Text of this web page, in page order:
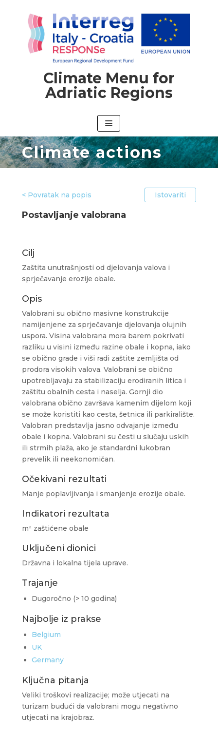
Climate Menu for
Adriatic Regions
Climate actions
< Povratak na popis Istovariti
Postavljanje valobrana
Cilj
Zaštita unutrašnjosti od djelovanja valova i
sprječavanje erozije obale.
Opis
Valobrani su obično masivne konstrukcije
namijenjene za sprječavanje djelovanja olujnih
uspora. Visina valobrana mora barem pokrivati
razliku u visini između razine obale i kopna, iako
se obično grade i viši radi zaštite zemljišta od
prodora visokih valova. Valobrani se obično
upotrebljavaju za stabilizaciju erodiranih litica i
zaštitu obalnih cesta i naselja. Gornji dio
valobrana obično završava kamenim dijelom koji
se može koristiti kao cesta, šetnica ili parkiralište.
Valobran predstavlja jasno odvajanje između
obale i kopna. Valobrani su česti u slučaju uskih
ili strmih plaža, ako je standardni lukobran
prevelik ili neekonomičan.
Očekivani rezultati
Manje poplavljivanja i smanjenje erozije obale.
Indikatori rezultata
m² zaštićene obale
Uključeni dionici
Državna i lokalna tijela uprave.
Trajanje
Dugoročno (> 10 godina)
Najbolje iz prakse
Belgium
UK
Germany
Ključna pitanja
Veliki troškovi realizacije; može utjecati na
turizam budući da valobrani mogu negativno
utjecati na krajobraz.